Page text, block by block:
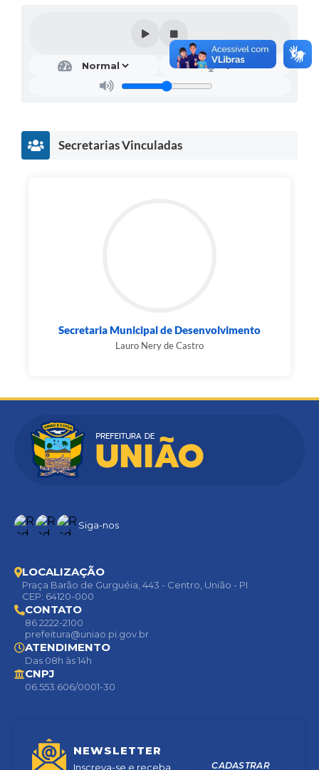
Secretarias Vinculadas
Secretaria Municipal de Desenvolvimento
Lauro Nery de Castro
Siga-nos
NEWSLETTER
Inscreva-se e receba CADASTRAR
LOCALIZAÇÃO
Praça Barão de Gurguéia, 443 - Centro, União - PI
CEP: 64120-000
CONTATO
86 2222-2100
prefeitura@uniao.pi.gov.br
ATENDIMENTO
Das 08h às 14h
CNPJ
06.553.606/0001-30